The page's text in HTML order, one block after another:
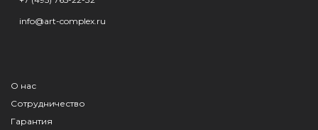
info@art-complex.ru
О нас
Сотрудничество
Гарантия